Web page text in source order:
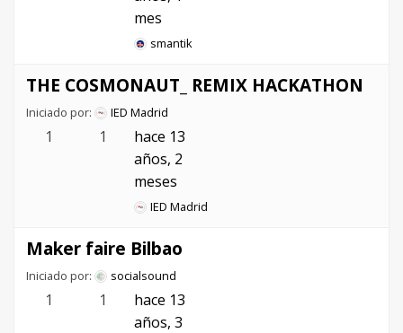
mes
smantik
THE COSMONAUT_ REMIX HACKATHON
Iniciado por: IED Madrid
1 1
hace 13
años, 2
meses
IED Madrid
Maker faire Bilbao
Iniciado por: socialsound
1 1
hace 13
años, 3